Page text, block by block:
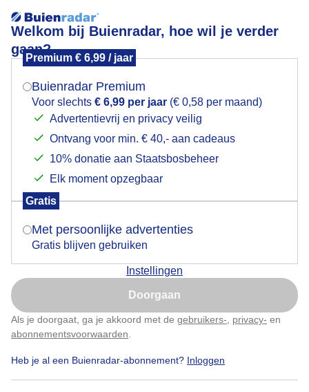
Welkom bij Buienradar, hoe wil je verder
gaan?
Premium € 6,99 / jaar
Buienradar Premium
Voor slechts € 6,99 per jaar (€ 0,58 per maand)
Advertentievrij en privacy veilig
Ontvang voor min. € 40,- aan cadeaus
10% donatie aan Staatsbosbeheer
Elk moment opzegbaar
Gratis
Met persoonlijke advertenties
Gratis blijven gebruiken
Instellingen
Doorgaan
Als je doorgaat, ga je akkoord met de gebruikers- privacy- en
abonnementsvoorwaarden
Heb je al een Buienradar-abonnement? Inloggen
Even uitrusten van een mooie fietstocht.
Door: Ed van Pelt.
Mogen we je locatie gebruiken voor het
Indien je hier nog geen akkoord op hebt gegeven,
verschijnt er zo een pop-up uit je browser waarin
Is goed, toon de popup
Nu niet, misschien later
Klik hierom dit aan te passen